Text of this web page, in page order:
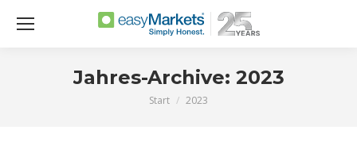
Jahres-Archive: 2023
Sie befinden sich hier:
Start 2023